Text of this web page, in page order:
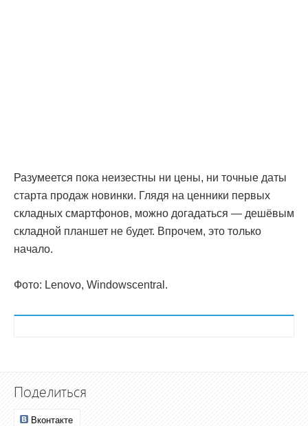
Разумеется пока неизестны ни цены, ни точные даты
старта продаж новинки. Глядя на ценники первых
складных смартфонов, можно догадаться — дешёвым
складной планшет не будет. Впрочем, это только
начало.
Фото: Lenovo, Windowscentral.
Поделиться
Вконтакте